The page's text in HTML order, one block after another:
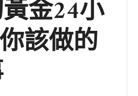
金24小
該做的